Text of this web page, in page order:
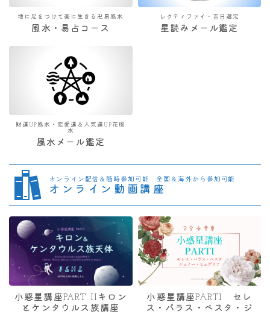
地に足をつけて楽に生きる卍易風水
風水・易占コース
レクティファイ・吉日選定
星読みメール鑑定
財運UP風水・恋愛運＆人気運UP花風
水
風水メール鑑定
オンライン配信＆随時参加可能 全国＆海外から参加可能
オンライン動画講座
小惑星講座PART IIキロン
とケンタウルス族講座
小惑星講座PARTI セレ
ス・パラス・ベスタ・ジ